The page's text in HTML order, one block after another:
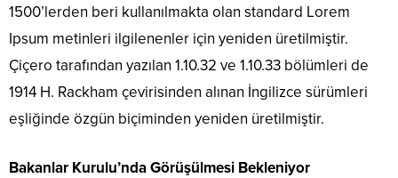
1500’lerden beri kullanılmakta olan standard Lorem
Ipsum metinleri ilgilenenler için yeniden üretilmiştir.
Çiçero tarafından yazılan 1.10.32 ve 1.10.33 bölümleri de
1914 H. Rackham çevirisinden alınan İngilizce sürümleri
eşliğinde özgün biçiminden yeniden üretilmiştir.
Bakanlar Kurulu’nda Görüşülmesi Bekleniyor